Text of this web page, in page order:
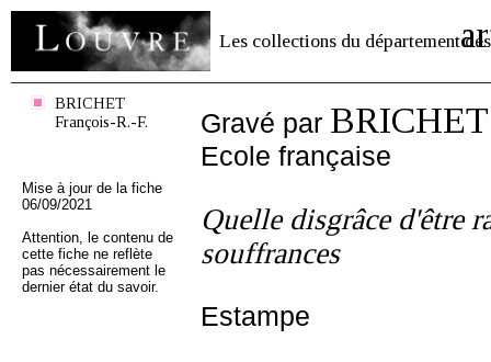
Les collections du département des
BRICHET
François-R.-F.
Mise à jour de la fiche
06/09/2021
Attention, le contenu de
cette fiche ne reflète
pas nécessairement le
dernier état du savoir.
Gravé par
Ecole française
Quelle disgrâce d'être
souffrances
Estampe